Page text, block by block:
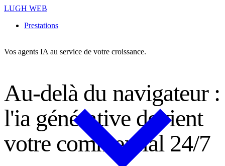
LUGH WEB
Prestations
Vos agents IA au service de votre croissance.
Au-delà du navigateur :
l'ia générative devient
votre commercial 24/7